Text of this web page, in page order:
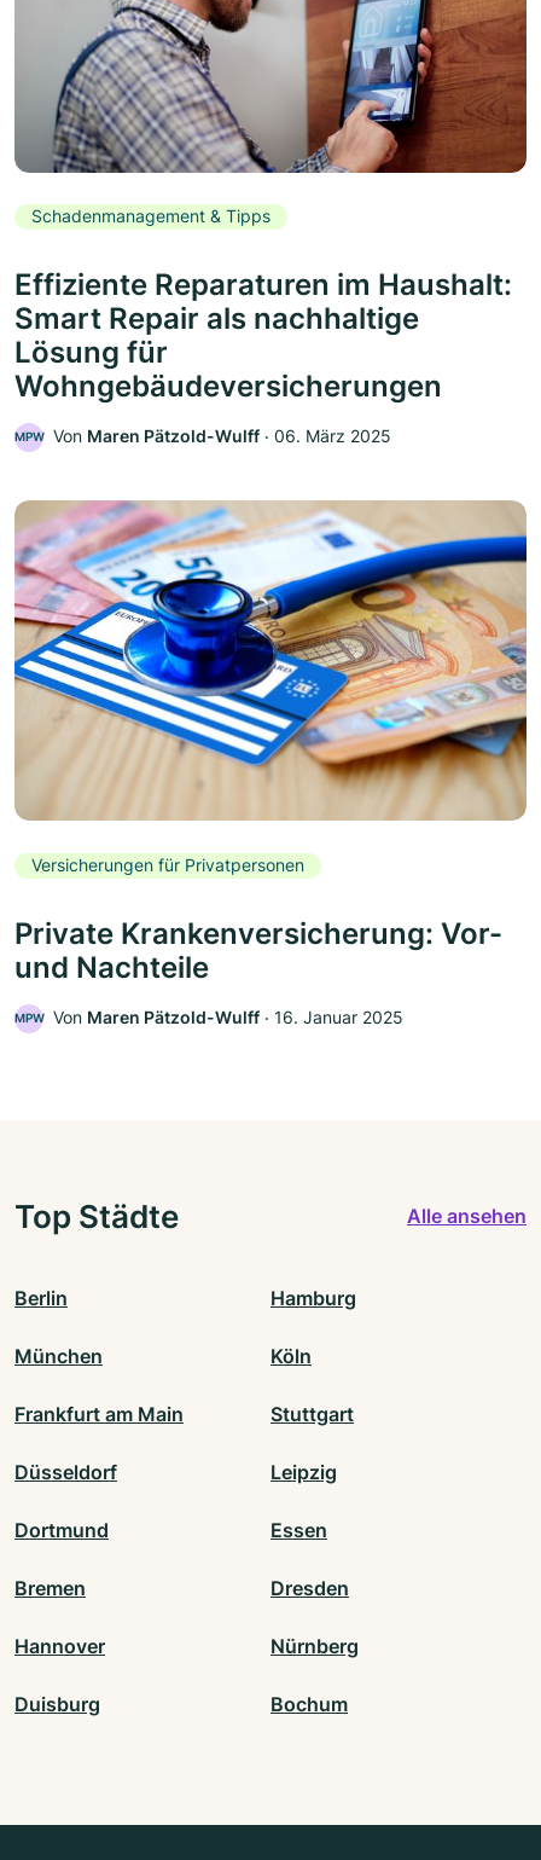
Schadenmanagement & Tipps
Effiziente Reparaturen im Haushalt:
Smart Repair als nachhaltige
Lösung für
Wohngebäudeversicherungen
MPW Von Maren Pätzold-Wulff ‧ 06. März 2025
Versicherungen für Privatpersonen
Private Krankenversicherung: Vor-
und Nachteile
MPW Von Maren Pätzold-Wulff ‧ 16. Januar 2025
Top Städte Alle ansehen
Berlin Hamburg
München Köln
Frankfurt am Main Stuttgart
Düsseldorf Leipzig
Dortmund Essen
Bremen Dresden
Hannover Nürnberg
Duisburg Bochum